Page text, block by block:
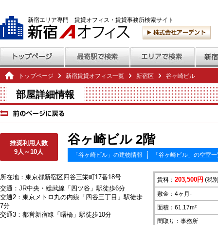
新宿エリア専門 賃貸オフィス・賃貸事務所検索サイト
トップページ 新宿賃貸オフィス一覧 新宿区 谷ヶ崎ビル
部屋詳細情報
推奨利用人数
9人～10人
谷ヶ崎ビル 2階
「谷ヶ崎ビル」の建物情報 「谷ヶ崎ビル」の空室
所在地：東京都新宿区四谷三栄町17番18号
交通：JR中央・総武線「四ツ谷」駅徒歩6分
交通2：東京メトロ丸の内線「四谷三丁目」駅徒歩
7分
交通3：都営新宿線「曙橋」駅徒歩10分
賃料： 203,500円 (税
敷金：4ヶ月-
面積：61.17m²
間取り：事務所